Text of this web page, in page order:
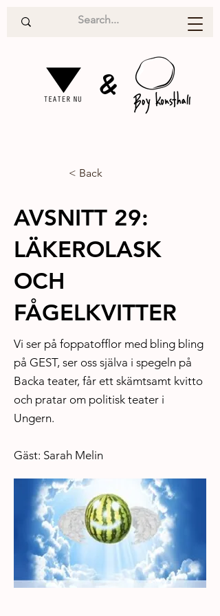
&
< Back
AVSNITT 29:
LÄKEROLASK
OCH
FÅGELKVITTER
Vi ser på foppatofflor med bling bling
på GEST, ser oss själva i spegeln på
Backa teater, får ett skämtsamt kvitto
och pratar om politisk teater i
Ungern.
Gäst: Sarah Melin